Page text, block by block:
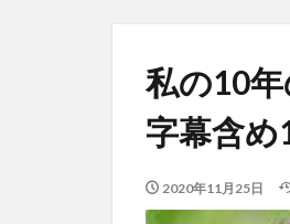
私の10
字幕含め
2020年11月25日